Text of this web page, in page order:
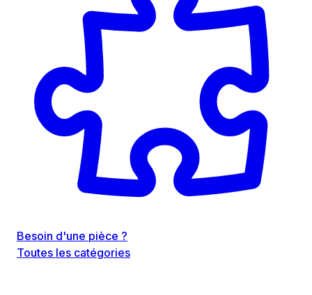
Besoin d'une pièce ?
Toutes les catégories